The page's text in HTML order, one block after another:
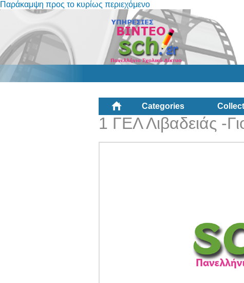
Παράκαμψη προς το κυρίως περιεχόμενο
Categories
1 ΓΕΛ Λιβαδειάς -